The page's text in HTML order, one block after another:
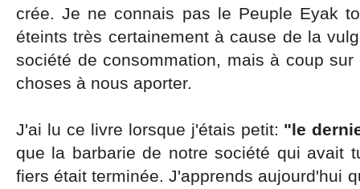
crée. Je ne connais pas le Peuple Eyak
éteints très certainement à cause de la
société de consommation, mais à coup
choses à nous aporter.
J'ai lu ce livre lorsque j'étais petit: "le
que la barbarie de notre société qui avait
fiers était terminée. J'apprends aujourd'hui